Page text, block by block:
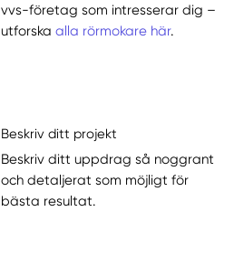
vvs-företag som intresserar dig –
utforskaalla rörmokare här.
Beskriv ditt projekt
Beskriv ditt uppdrag så noggrant
och detaljerat som möjligt för
bästa resultat.